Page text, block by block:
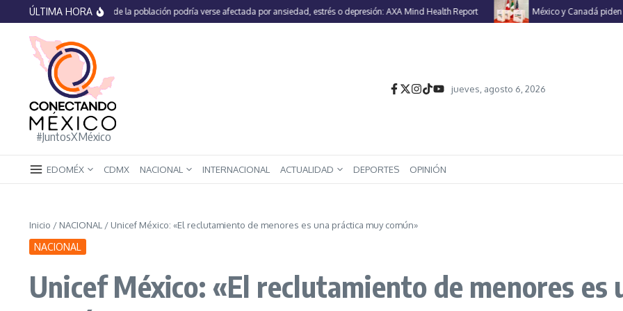
Saltar al contenido
ÚLTIMA HORA
En México 66% de la población podría verse afectada por ansiedad, estrés o depresión: AXA Mind Health Report México y Canadá piden a EU
#JuntosXMéxico
jueves, agosto 6, 2026
EDOMÉX CDMX NACIONAL INTERNACIONAL ACTUALIDAD DEPORTES OPINIÓN
Inicio / NACIONAL / Unicef México: «El reclutamiento de menores es una práctica muy común»
NACIONAL
Unicef México: «El reclutamiento de menores es